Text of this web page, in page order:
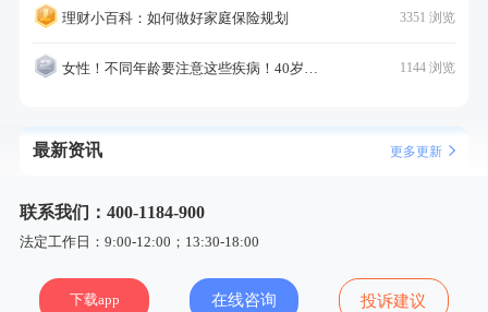
理财小百科：如何做好家庭保险规划 3351 浏览
女性！不同年龄要注意这些疾病！40岁的这个疾病最需要注意！ 1144 浏览
最新资讯 更多更新
联系我们：400-1184-900
法定工作日：9:00-12:00；13:30-18:00
下载app 在线咨询 投诉建议